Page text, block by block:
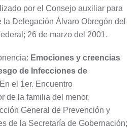
por el Consejo auxiliar para
la Delegación Álvaro Obregón del
26 de marzo del 2001.
Emociones y creencias
de Infecciones de
el 1er. Encuentro
de la familia del menor,
General de Prevención y
de la Secretaría de Gobernación;